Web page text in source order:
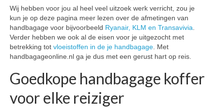
Wij hebben voor jou al heel veel uitzoek werk verricht, zou je
kun je op deze pagina meer lezen over de afmetingen van
handbagage voor bijvoorbeeld Ryanair, KLM en Transavivia.
Verder hebben we ook al de eisen voor je uitgezocht met
betrekking tot vloeistoffen in de je handbagage. Met
handbagageonline.nl ga je dus met een gerust hart op reis.
Goedkope handbagage koffer
voor elke reiziger